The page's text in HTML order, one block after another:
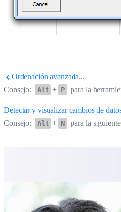
Ordenación avanzada...
Consejo:
Alt + P para la
Detectar y visualizar cambios de
Consejo:
Alt + N para la